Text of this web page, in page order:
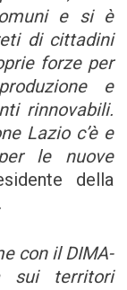
e si è
di cittadini
forze per
e
rinnovabili.
Lazio c’è e
le nuove
della
.
con il DIMA-
sui territori